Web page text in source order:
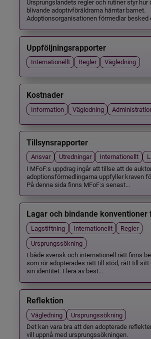
Ursprungslandets regler och rutiner styr hur
blivande adoptivföräldrarna hämtar barnet.
Adoptionsorganisationen förmedlar besked
Uppföljningsrapporter
Internationellt Regler Vägledning
Kostnader
Information Vägledning
Tillsynsrapporter
Ansvar Utredningar Internationellt
I MFoF:s uppdrag ingår att tillse att de
adoptionsförmedlingarna uppfyller kraven
På denna sida finns MFoF:s senast...
Lagar och bindande konventioner
Lagstiftning Internationellt
Regler
Ursprungssökning
I både svensk och internationell rätt finns
som rör adopterades rätt till stöd, rätt till sitt
sin identitet. Flera av best...
Reflektion
Vägledning
Ursprungssökning
Det kan vara bra att den adopterade
vill uppnå med ursprungssökningen.